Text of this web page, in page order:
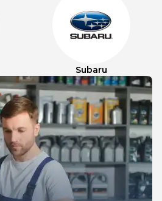
Subaru